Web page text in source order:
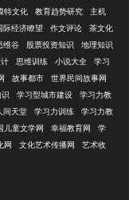
特文化 教育趋势研究
主机
际经济瞭望 作文评论
茶文化
维谷 股票投资知识
地理知识
思维训练 小说大全
学习
故事都市
世界民间故事网
学习型城市建设
学习力教
间天堂 学习力训练
学习力教
儿童文学网 幸福教育网
学
网 文化艺术传播网
艺术收